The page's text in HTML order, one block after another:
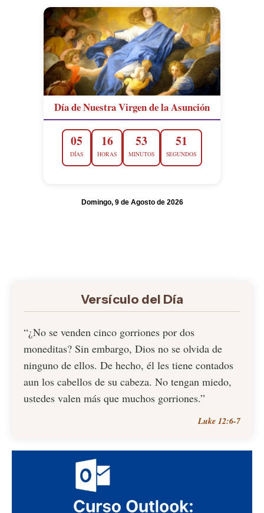
Día de Nuestra Virgen de la Asunción
05
DÍAS
16
HORAS
53
MINUTOS
50
SEGUNDOS
Domingo, 9 de Agosto de 2026
Versículo del Día
“¿No se venden cinco gorriones por dos
moneditas? Sin embargo, Dios no se olvida de
ninguno de ellos. De hecho, él les tiene contados
aun los cabellos de su cabeza. No tengan miedo,
ustedes valen más que muchos gorriones.”
Luke 12:6-7